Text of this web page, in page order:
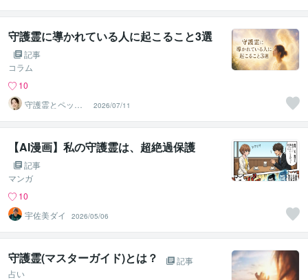
守護霊に導かれている人に起こること3選
記事
コラム
10
守護霊とペット
の通訳者 まりあ
2026/07/11
【AI漫画】私の守護霊は、超絶過保護
記事
マンガ
10
宇佐美ダイ
2026/05/06
守護霊(マスターガイド)とは？
記事
占い